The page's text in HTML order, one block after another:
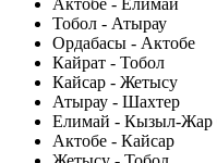
Актобе - Елимай
Тобол - Атырау
Ордабасы - Актобе
Кайрат - Тобол
Кайсар - Жетысу
Атырау - Шахтер
Елимай - Кызыл-
Актобе - Кайсар